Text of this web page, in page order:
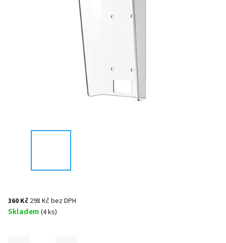
360 Kč 298 Kč bez DPH
Skladem (4 ks)